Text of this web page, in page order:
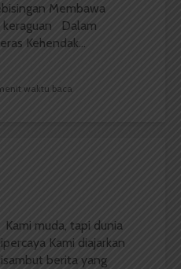
Membawa
keraguan Dalam
Kehendak...
waktu baca
Kami muda, tapi dunia
Kami diajarkan
berita yang